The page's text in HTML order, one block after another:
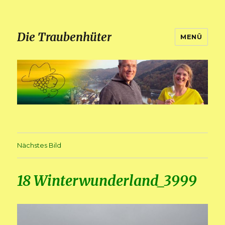
Die Traubenhüter MENÜ
Nächstes Bild
18 Winterwunderland_3999